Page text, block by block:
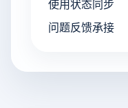
使用状态同步
问题反馈承接